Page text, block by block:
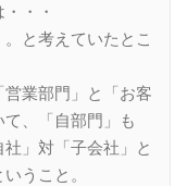
・・
と考えていたとこ
業部門」と「お客
、「自部門」も
社」対「子会社」と
うこと。